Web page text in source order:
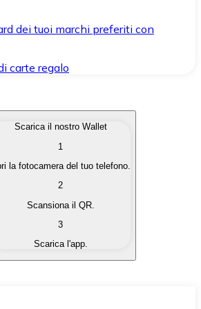
dei tuoi marchi preferiti con
carte regalo
che ti interessano in modo
criptovalute in valuta fiat quando ne
con un'altra
cripto in un Wallet self-custodial.
Scarica il nostro Wallet
1
la fotocamera del tuo telefono.
2
Scansiona il QR.
3
Scarica l'app.